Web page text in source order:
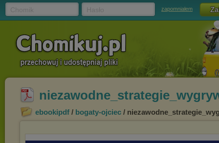
zapomniałem
ebookipdf / bogaty-ojciec /